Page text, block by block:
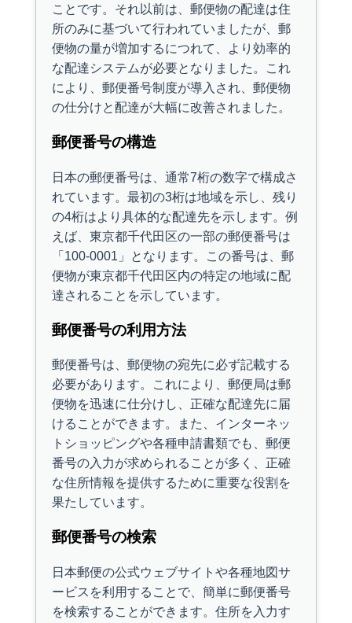
ことです。それ以前は、郵便物の配達は住
所のみに基づいて行われていましたが、郵
便物の量が増加するにつれて、より効率的
な配達システムが必要となりました。これ
により、郵便番号制度が導入され、郵便物
の仕分けと配達が大幅に改善されました。
郵便番号の構造
日本の郵便番号は、通常7桁の数字で構成さ
れています。最初の3桁は地域を示し、残り
の4桁はより具体的な配達先を示します。例
えば、東京都千代田区の一部の郵便番号は
「100-0001」となります。この番号は、郵
便物が東京都千代田区内の特定の地域に配
達されることを示しています。
郵便番号の利用方法
郵便番号は、郵便物の宛先に必ず記載する
必要があります。これにより、郵便局は郵
便物を迅速に仕分けし、正確な配達先に届
けることができます。また、インターネッ
トショッピングや各種申請書類でも、郵便
番号の入力が求められることが多く、正確
な住所情報を提供するために重要な役割を
果たしています。
郵便番号の検索
日本郵便の公式ウェブサイトや各種地図サ
ービスを利用することで、簡単に郵便番号
を検索することができます。住所を入力す